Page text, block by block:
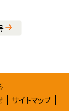
サイトマップ